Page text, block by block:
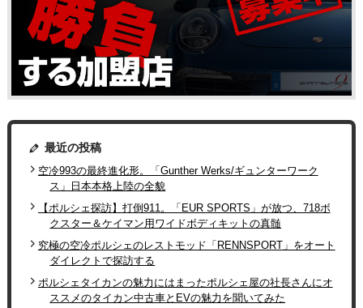
最近の投稿
空冷993の最終進化形。「Gunther Werks/ギュンターワーク
ス」日本本格上陸の全貌
【ポルシェ探訪】打倒911。「EUR SPORTS」が放つ、718ボ
クスター＆ケイマン用ワイドボディキットの真髄
究極の空冷ポルシェのレストモッド「RENNSPORT」をオート
ダイレクトで探訪する
ポルシェタイカンの魅力にはまったポルシェ屋の社長さんにオ
ススメのタイカン中古車とEVの魅力を聞いてみた